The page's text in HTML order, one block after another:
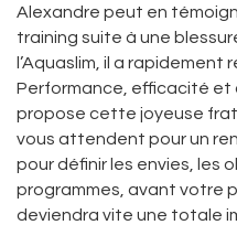
Alexandre peut en
training suite à une
l’Aquaslim, il a rapidement
Performance, efficacité et
propose cette joyeuse
vous attendent pour un
pour définir les envies, les
programmes, avant votre
deviendra vite une totale